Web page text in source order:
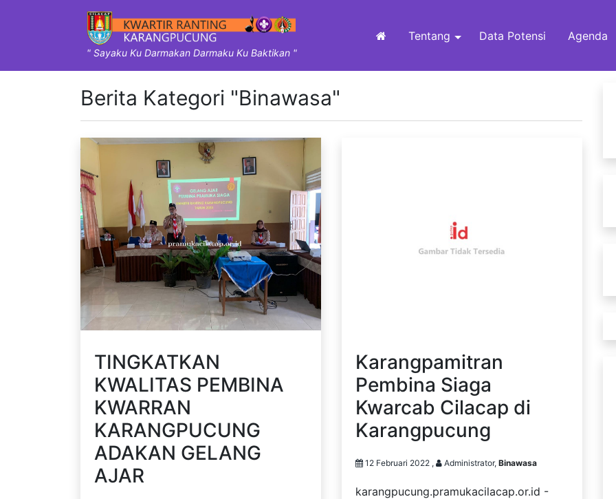
" Sayaku Ku Darmakan Darmaku Ku Baktikan "
Tentang Data Potensi Agenda
Berita Kategori "Binawasa"
TINGKATKAN
KWALITAS PEMBINA
KWARRAN
KARANGPUCUNG
ADAKAN GELANG
AJAR
Karangpamitran
Pembina Siaga
Kwarcab Cilacap di
Karangpucung
12 Februari 2022 , Administrator, Binawasa
karangpucung.pramukacilacap.or.id -